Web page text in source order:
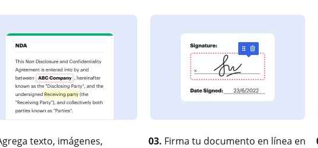
texto, imágenes,
03. Firma tu documento en línea en